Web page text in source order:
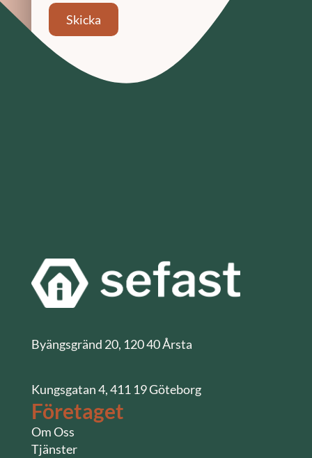
Skicka
Byängsgränd 20, 120 40 Årsta
Kungsgatan 4, 411 19 Göteborg
Företaget
Om Oss
Tjänster